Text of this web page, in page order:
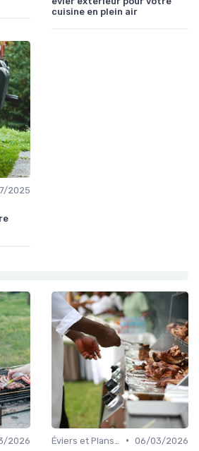
cuisine en plein air
2025
2026
• 06/03/2026